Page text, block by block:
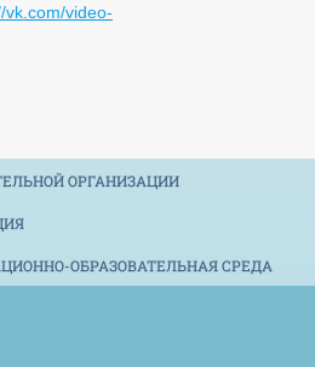
vk.com/video-
ОРГАНИЗАЦИИ
ОБРАЗОВАТЕЛЬНАЯ СРЕДА